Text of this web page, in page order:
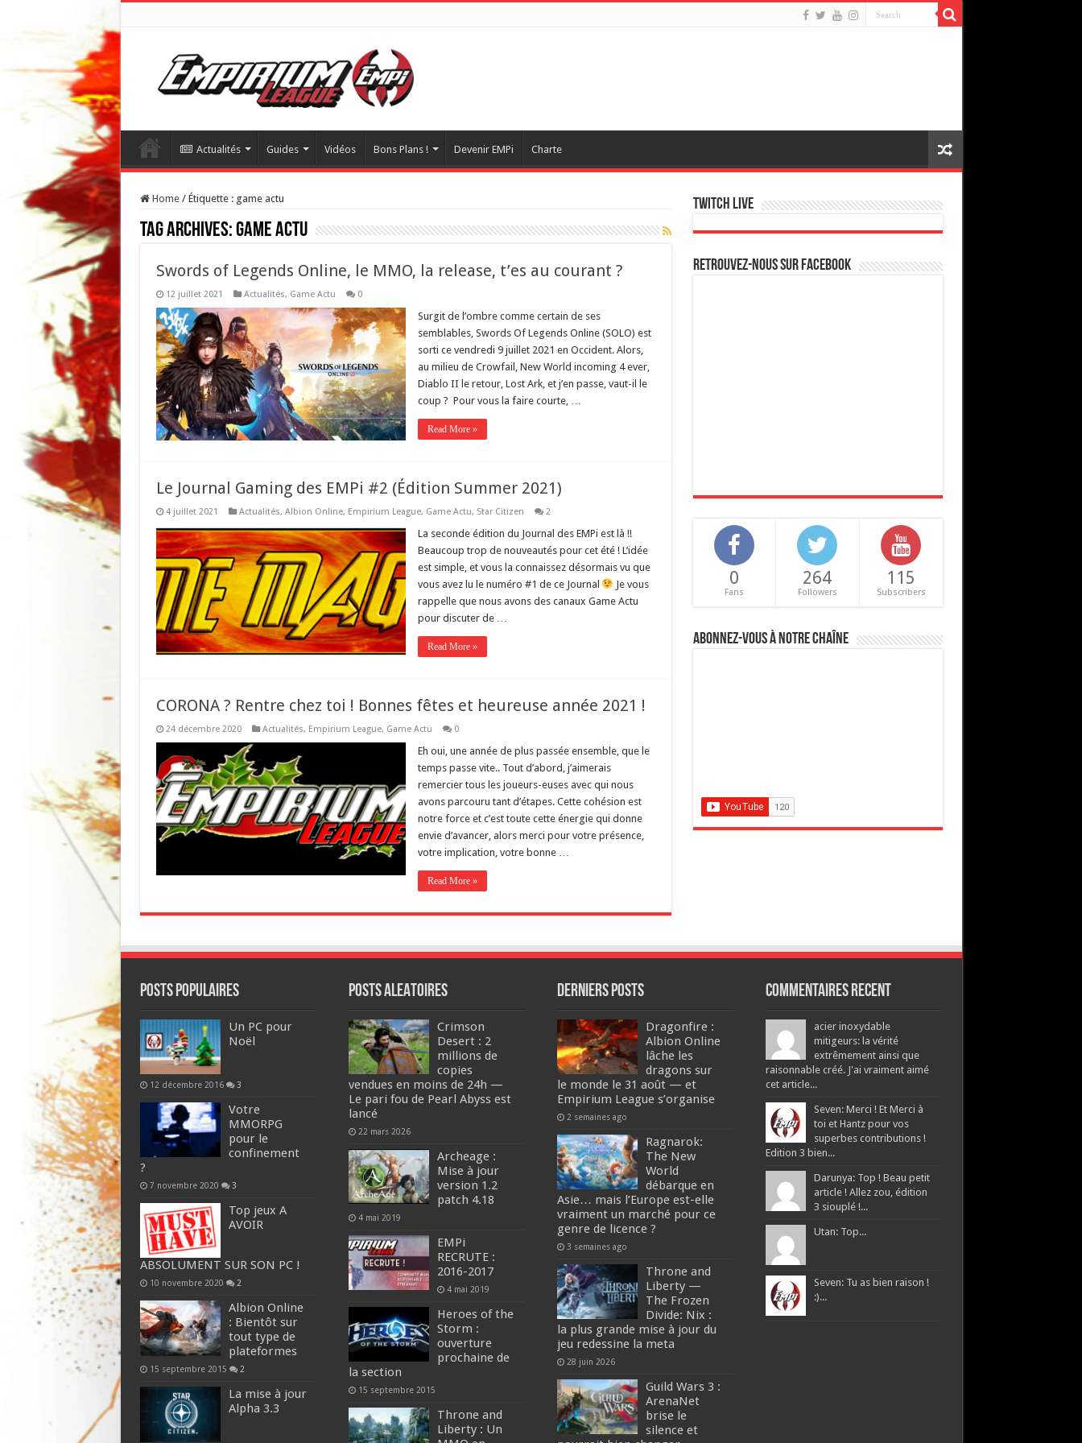
Actualités Guides Vidéos Bons Plans ! Devenir EMPi Charte
Home / Étiquette : game actu
Tag Archives:game actu
Swords of Legends Online, le MMO, la release, t’es au courant ?
12 juillet 2021 Actualités, Game Actu 0
Surgit de l’ombre comme certain de ses
semblables, Swords Of Legends Online (SOLO) est
sorti ce vendredi 9 juillet 2021 en Occident. Alors,
au milieu de Crowfail, New World incoming 4 ever,
Diablo II le retour, Lost Ark, et j’en passe, vaut-il le
coup ? Pour vous la faire courte, …
Read More »
Le Journal Gaming des EMPi #2 (Édition Summer 2021)
4 juillet 2021 Actualités, Albion Online, Empirium League, Game Actu, Star Citizen 2
La seconde édition du Journal des EMPi est là !!
Beaucoup trop de nouveautés pour cet été ! L’idée
est simple, et vous la connaissez désormais vu que
vous avez lu le numéro #1 de ce Journal
Je vous
rappelle que nous avons des canaux Game Actu
pour discuter de …
Read More »
CORONA ? Rentre chez toi ! Bonnes fêtes et heureuse année 2021 !
24 décembre 2020 Actualités, Empirium League, Game Actu 0
Eh oui, une année de plus passée ensemble, que le
temps passe vite.. Tout d’abord, j’aimerais
remercier tous les joueurs-euses avec qui nous
avons parcouru tant d’étapes. Cette cohésion est
notre force et c’est toute cette énergie qui donne
envie d’avancer, alors merci pour votre présence,
votre implication, votre bonne …
Read More »
Twitch live
Retrouvez-nous sur Facebook
0
Fans
264
Followers
115
Subscribers
Abonnez-vous à notre chaîne
POSTS POPULAIRES
Un PC pour
Noël
12 décembre 2016 3
Votre
MMORPG
pour le
confinement
?
7 novembre 2020 3
Top jeux A
AVOIR
ABSOLUMENT SUR SON PC !
10 novembre 2020 2
Albion Online
: Bientôt sur
tout type de
plateformes
15 septembre 2015 2
La mise à jour
Alpha 3.3
Posts ALEATOIRES
Crimson
Desert : 2
millions de
copies
vendues en moins de 24h —
Le pari fou de Pearl Abyss est
lancé
22 mars 2026
Archeage :
Mise à jour
version 1.2
patch 4.18
4 mai 2019
EMPi
RECRUTE :
2016-2017
4 mai 2019
Heroes of the
Storm :
ouverture
prochaine de
la section
15 septembre 2015
Throne and
Liberty : Un
DERNIERS Posts
Dragonfire :
Albion Online
lâche les
dragons sur
le monde le 31 août — et
Empirium League s’organise
2 semaines ago
Ragnarok:
The New
World
débarque en
Asie… mais l’Europe est-elle
vraiment un marché pour ce
genre de licence ?
3 semaines ago
Throne and
Liberty —
The Frozen
Divide: Nix :
la plus grande mise à jour du
jeu redessine la meta
28 juin 2026
Guild Wars 3 :
ArenaNet
brise le
silence et
Commentaires recent
acier inoxydable
mitigeurs: la vérité
extrêmement ainsi que
raisonnable créé. J'ai vraiment aimé
cet article...
Seven: Merci ! Et Merci à
toi et Hantz pour vos
superbes contributions !
Edition 3 bien...
Darunya: Top ! Beau petit
article ! Allez zou, édition
3 siouplé !...
Utan: Top...
Seven: Tu as bien raison !
:)...